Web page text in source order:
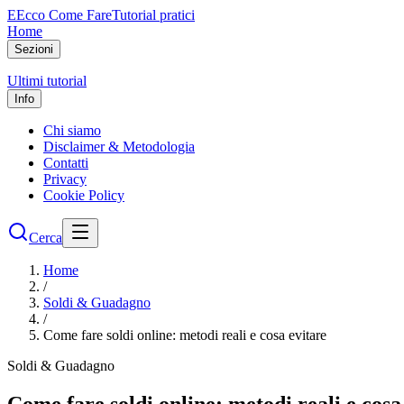
EEcco Come FareTutorial pratici
Home
Sezioni
Ultimi tutorial
Info
Chi siamo
Disclaimer & Metodologia
Contatti
Privacy
Cookie Policy
Cerca
Home
/
Soldi & Guadagno
/
Come fare soldi online: metodi reali e cosa evitare
Soldi & Guadagno